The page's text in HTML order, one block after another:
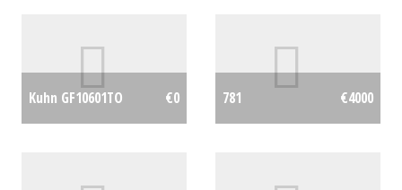
Kuhn GF10601TO €0 781 €4000